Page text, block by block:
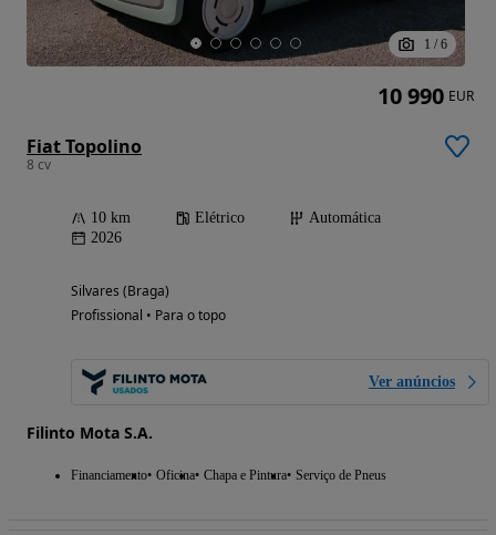
1 / 6
Fiat Topolino
8 cv
10 km Elétrico
Automática
2026
Silvares (Braga)
Profissional • Para o topo
Ver anúncios
Filinto Mota S.A.
Financiamento Oficina Chapa e Pintura Serviço de Pneus
10 990 EUR